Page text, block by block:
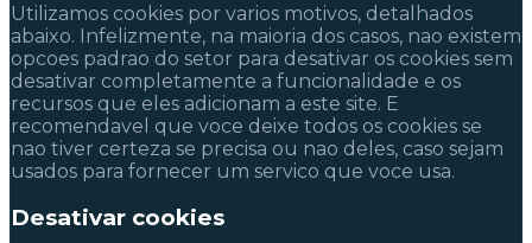
Utilizamos cookies por varios motivos, detalhados
abaixo. Infelizmente, na maioria dos casos, nao existem
opcoes padrao do setor para desativar os cookies sem
desativar completamente a funcionalidade e os
recursos que eles adicionam a este site. E
recomendavel que voce deixe todos os cookies se
nao tiver certeza se precisa ou nao deles, caso sejam
usados para fornecer um servico que voce usa.
Desativar cookies